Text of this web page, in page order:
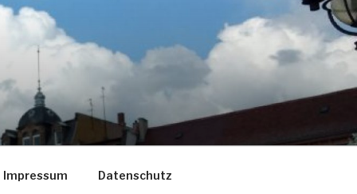
Impressum Datenschutz